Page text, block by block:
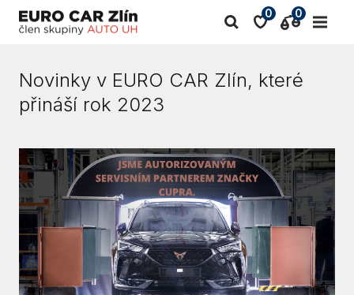
0 0
Novinky v EURO CAR Zlín, které
přináší rok 2023